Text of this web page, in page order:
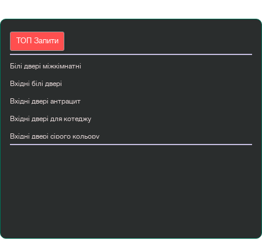
ТОП Запити
Білі двері міжкімнатні
Вхідні білі двері
Вхідні двері антрацит
Вхідні двері для котеджу
Вхідні двері сірого кольору
Міжкімнатні двері з масиву